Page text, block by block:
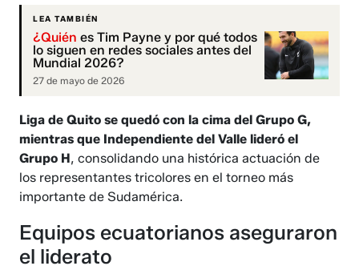
LEA TAMBIÉN
¿Quién es Tim Payne y por qué todos
lo siguen en redes sociales antes del
Mundial 2026?
27 de mayo de 2026
Liga de Quito se quedó con la cima del Grupo G,
mientras que Independiente del Valle lideró el
Grupo H, consolidando una histórica actuación de
los representantes tricolores en el torneo más
importante de Sudamérica.
Equipos ecuatorianos aseguraron
el liderato